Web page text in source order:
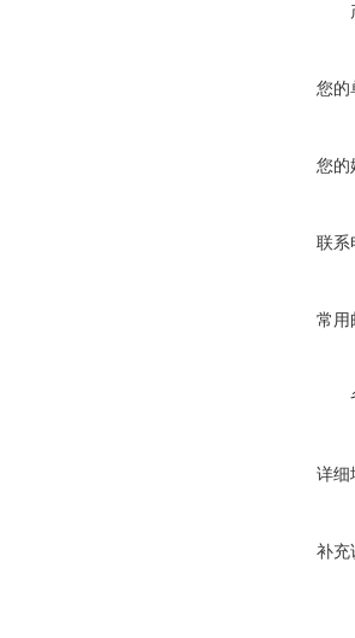
您的
您的
联系
常用
详细
补充